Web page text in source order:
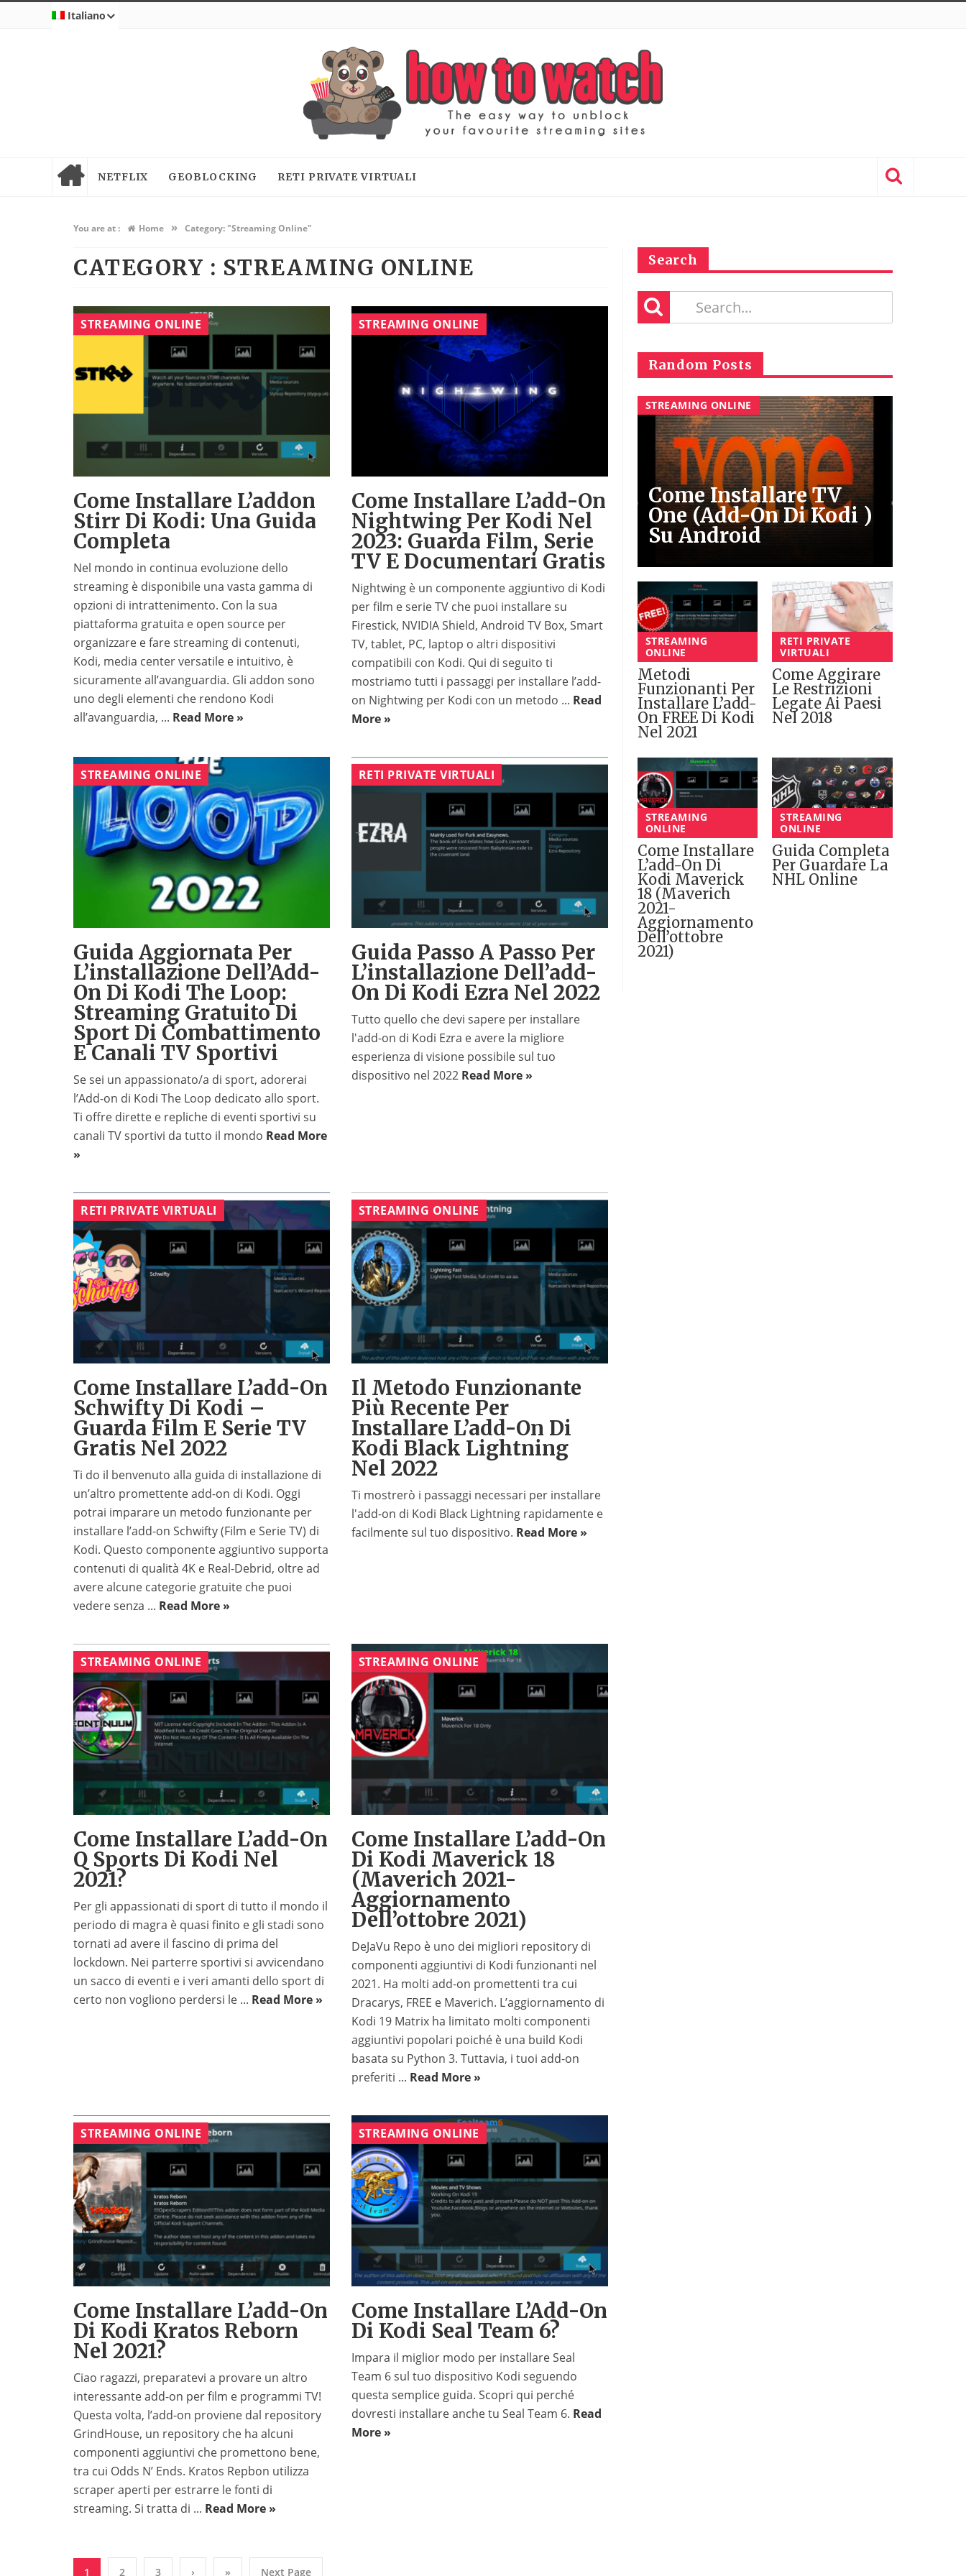
Italiano
NETFLIX GEOBLOCKING RETI PRIVATE VIRTUALI
You are at : Home » Category: "Streaming Online"
CATEGORY : STREAMING ONLINE
STREAMING ONLINE
Come Installare L’addon
Stirr Di Kodi: Una Guida
Completa
Nel mondo in continua evoluzione dello
streaming è disponibile una vasta gamma di
opzioni di intrattenimento. Con la sua
piattaforma gratuita e open source per
organizzare e fare streaming di contenuti,
Kodi, media center versatile e intuitivo, è
sicuramente all’avanguardia. Gli addon sono
uno degli elementi che rendono Kodi
all’avanguardia, ... Read More »
STREAMING ONLINE
Come Installare L’add-On
Nightwing Per Kodi Nel
2023: Guarda Film, Serie
TV E Documentari Gratis
Nightwing è un componente aggiuntivo di Kodi
per film e serie TV che puoi installare su
Firestick, NVIDIA Shield, Android TV Box, Smart
TV, tablet, PC, laptop o altri dispositivi
compatibili con Kodi. Qui di seguito ti
mostriamo tutti i passaggi per installare l’add-
on Nightwing per Kodi con un metodo ... Read
More »
STREAMING ONLINE
Guida Aggiornata Per
L’installazione Dell’Add-
On Di Kodi The Loop:
Streaming Gratuito Di
Sport Di Combattimento
E Canali TV Sportivi
Se sei un appassionato/a di sport, adorerai
l’Add-on di Kodi The Loop dedicato allo sport.
Ti offre dirette e repliche di eventi sportivi su
canali TV sportivi da tutto il mondo Read More
»
RETI PRIVATE VIRTUALI
Guida Passo A Passo Per
L’installazione Dell’add-
On Di Kodi Ezra Nel 2022
Tutto quello che devi sapere per installare
l'add-on di Kodi Ezra e avere la migliore
esperienza di visione possibile sul tuo
dispositivo nel 2022 Read More »
RETI PRIVATE VIRTUALI
Come Installare L’add-On
Schwifty Di Kodi –
Guarda Film E Serie TV
Gratis Nel 2022
Ti do il benvenuto alla guida di installazione di
un’altro promettente add-on di Kodi. Oggi
potrai imparare un metodo funzionante per
installare l’add-on Schwifty (Film e Serie TV) di
Kodi. Questo componente aggiuntivo supporta
contenuti di qualità 4K e Real-Debrid, oltre ad
avere alcune categorie gratuite che puoi
vedere senza ... Read More »
STREAMING ONLINE
Il Metodo Funzionante
Più Recente Per
Installare L’add-On Di
Kodi Black Lightning
Nel 2022
Ti mostrerò i passaggi necessari per installare
l'add-on di Kodi Black Lightning rapidamente e
facilmente sul tuo dispositivo. Read More »
STREAMING ONLINE
Come Installare L’add-On
Q Sports Di Kodi Nel
2021?
Per gli appassionati di sport di tutto il mondo il
periodo di magra è quasi finito e gli stadi sono
tornati ad avere il fascino di prima del
lockdown. Nei parterre sportivi si avvicendano
un sacco di eventi e i veri amanti dello sport di
certo non vogliono perdersi le ... Read More »
STREAMING ONLINE
Come Installare L’add-On
Di Kodi Maverick 18
(Maverich 2021-
Aggiornamento
Dell’ottobre 2021)
DeJaVu Repo è uno dei migliori repository di
componenti aggiuntivi di Kodi funzionanti nel
2021. Ha molti add-on promettenti tra cui
Dracarys, FREE e Maverich. L’aggiornamento di
Kodi 19 Matrix ha limitato molti componenti
aggiuntivi popolari poiché è una build Kodi
basata su Python 3. Tuttavia, i tuoi add-on
preferiti ... Read More »
STREAMING ONLINE
Come Installare L’add-On
Di Kodi Kratos Reborn
Nel 2021?
Ciao ragazzi, preparatevi a provare un altro
interessante add-on per film e programmi TV!
Questa volta, l’add-on proviene dal repository
GrindHouse, un repository che ha alcuni
componenti aggiuntivi che promettono bene,
tra cui Odds N’ Ends. Kratos Repbon utilizza
scraper aperti per estrarre le fonti di
streaming. Si tratta di ... Read More »
STREAMING ONLINE
Come Installare L’Add-On
Di Kodi Seal Team 6?
Impara il miglior modo per installare Seal
Team 6 sul tuo dispositivo Kodi seguendo
questa semplice guida. Scopri qui perché
dovresti installare anche tu Seal Team 6. Read
More »
1 2 3 › » Next Page
Search
Random Posts
STREAMING ONLINE
Come Installare TV
One (Add-On Di Kodi )
Su Android
STREAMING
ONLINE
Metodi
Funzionanti Per
Installare L’add-
On FREE Di Kodi
Nel 2021
RETI PRIVATE
VIRTUALI
Come Aggirare
Le Restrizioni
Legate Ai Paesi
Nel 2018
STREAMING
ONLINE
Come Installare
L’add-On Di
Kodi Maverick
18 (Maverich
2021-
Aggiornamento
Dell’ottobre
2021)
STREAMING
ONLINE
Guida Completa
Per Guardare La
NHL Online